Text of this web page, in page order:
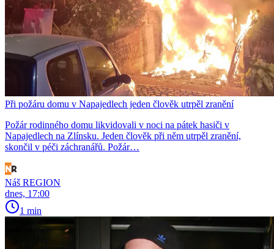
Při požáru domu v Napajedlech jeden člověk utrpěl zranění
Požár rodinného domu likvidovali v noci na pátek hasiči v
Napajedlech na Zlínsku. Jeden člověk při něm utrpěl zranění,
skončil v péči záchranářů. Požár…
Náš REGION
dnes, 17:00
1 min